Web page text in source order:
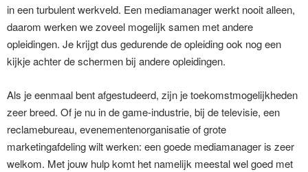
in een turbulent werkveld. Een mediamanager werkt nooit alleen,
daarom werken we zoveel mogelijk samen met andere
opleidingen. Je krijgt dus gedurende de opleiding ook nog een
kijkje achter de schermen bij andere opleidingen.
Als je eenmaal bent afgestudeerd, zijn je toekomstmogelijkheden
zeer breed. Of je nu in de game-industrie, bij de televisie, een
reclamebureau, evenementenorganisatie of grote
marketingafdeling wilt werken: een goede mediamanager is zeer
welkom. Met jouw hulp komt het namelijk meestal wel goed met